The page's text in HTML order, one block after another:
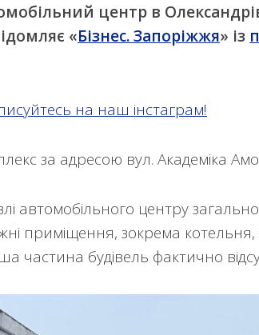
центр в
«Бізнес. Запоріжжя» із
на наш інстаграм!
за адресою вул. Академіка
автомобільного центру
приміщення, зокрема котельня,
частина будівель фактично